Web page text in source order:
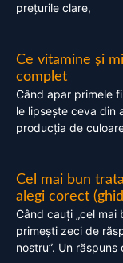
prețurile clare,
Ce vitamine și
complet
Când apar primele
le lipsește ceva din
producția de
Cel mai bun
alegi corect
Când cauți „cel mai
primești zeci de
nostru”. Un